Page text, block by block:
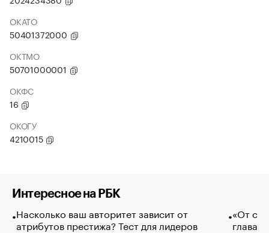
ОКАТО
50401372000
ОКТМО
50701000001
ОКФС
16
ОКОГУ
4210015
Интересное на РБК
Насколько ваш авторитет зависит от
атрибутов престижа? Тест для лидеров
«От
глава